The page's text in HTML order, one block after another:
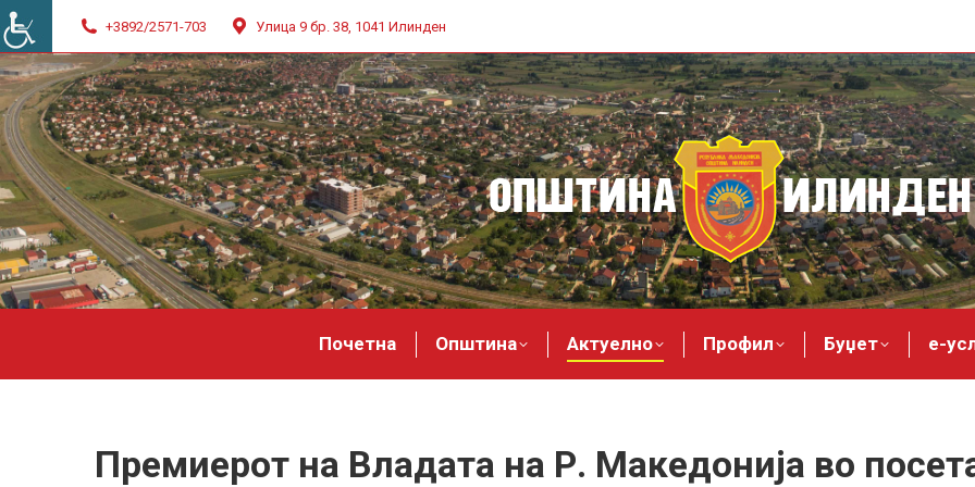
+3892/2571-703 Улица 9 бр. 38, 1041 Илинден
Почетна Општина Актуелно Профил Буџет е-
Премиерот на Владата на Р. Македонија во